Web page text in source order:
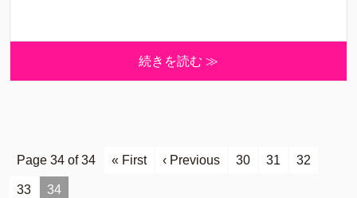
続きを読む ≫
Page 34 of 34 « First ‹ Previous 30 31 32
33 34